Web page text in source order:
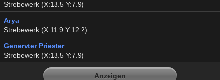
Strebewerk (X:13.5 Y:7.9)
Arya
Strebewerk (X:11.9 Y:12.2)
Genervter Priester
Strebewerk (X:13.5 Y:7.9)
Anzeigen